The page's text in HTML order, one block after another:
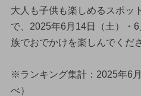
大人も子供も楽しめるスポッ
で、2025年6月14日（土）・
族でおでかけを楽しんでくだ
※ランキング集計：2025年6
べ）